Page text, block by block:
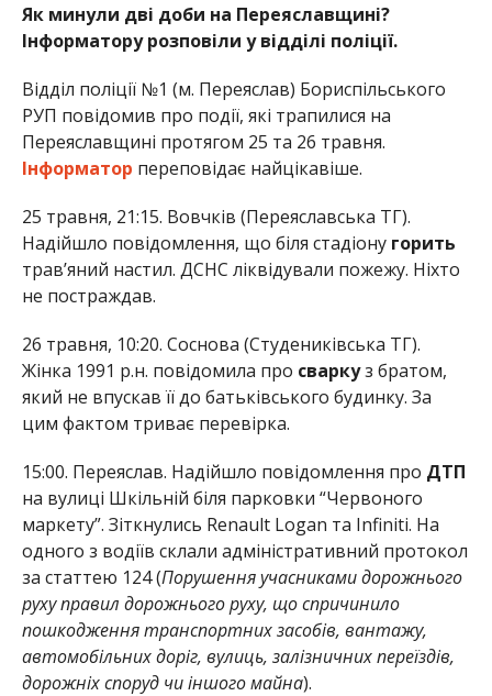
Як минули дві доби на Переяславщині?
Інформатору розповіли у відділі поліції.
Відділ поліції №1 (м. Переяслав) Бориспільського
РУП повідомив про події, які трапилися на
Переяславщині протягом 25 та 26 травня.
Інформатор переповідає найцікавіше.
25 травня, 21:15. Вовчків (Переяславська ТГ).
Надійшло повідомлення, що біля стадіону горить
трав’яний настил. ДСНС ліквідували пожежу. Ніхто
не постраждав.
26 травня, 10:20. Соснова (Студениківська ТГ).
Жінка 1991 р.н. повідомила про сваркуз братом,
який не впускав її до батьківського будинку. За
цим фактом триває перевірка.
15:00. Переяслав. Надійшло повідомлення про ДТП
на вулиці Шкільній біля парковки “Червоного
маркету”. Зіткнулись Renault Logan та Infinitі. На
одного з водіїв склали адміністративний протокол
за статтею 124 (Порушення учасниками дорожнього
руху правил дорожнього руху, що спричинило
пошкодження транспортних засобів, вантажу,
автомобільних доріг, вулиць, залізничних переїздів,
дорожніх споруд чи іншого майна).